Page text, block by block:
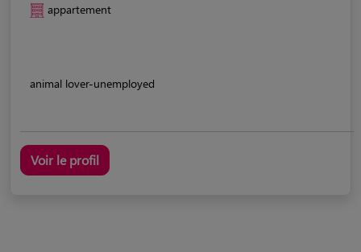
appartement
animal lover-unemployed
Voir le profil